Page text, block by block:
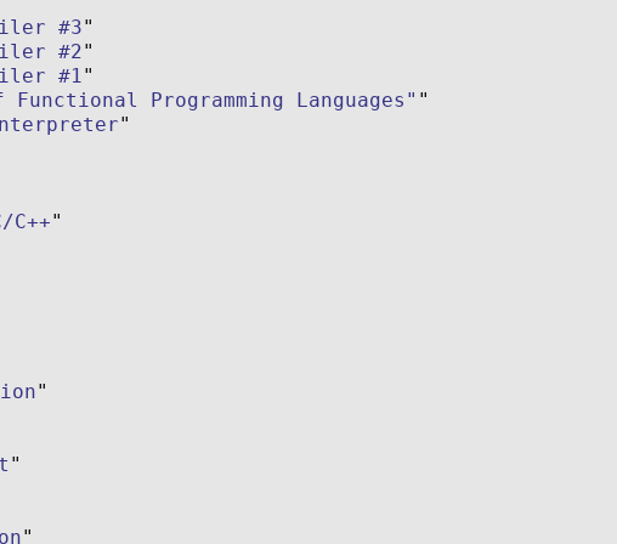
#3
#2
#1
Programming Languages"
C++